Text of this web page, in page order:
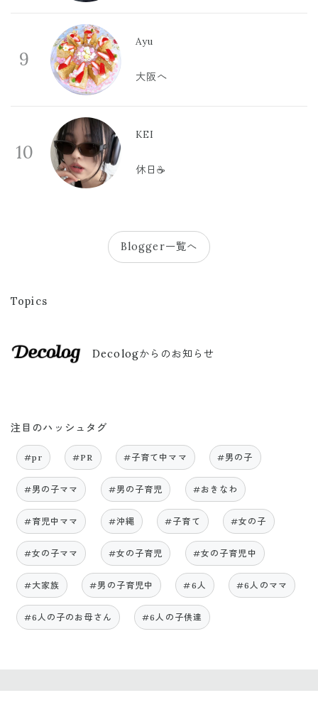
9
Ayu
大阪へ
10
KEI
休日☕️
Blogger一覧へ
Topics
Decologからのお知らせ
注目のハッシュタグ
#pr #PR #子育て中ママ #男の子
#男の子ママ #男の子育児 #おきなわ
#育児中ママ #沖縄 #子育て #女の子
#女の子ママ #女の子育児 #女の子育児中
#大家族 #男の子育児中 #6人 #6人のママ
#6人の子のお母さん #6人の子供達